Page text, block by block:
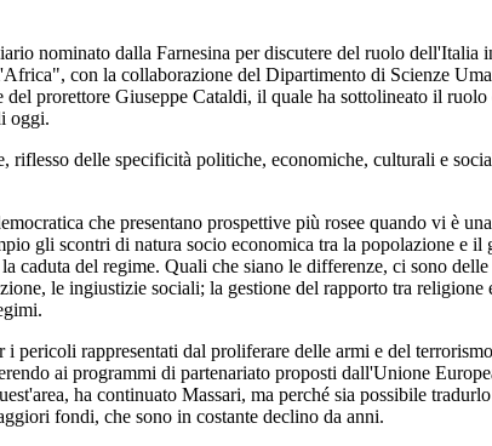
nominato dalla Farnesina per discutere del ruolo dell'Italia
con la collaborazione del Dipartimento di Scienze
prorettore Giuseppe Cataldi, il quale ha sottolineato il
oggi.
riflesso delle specificità politiche, economiche, culturali e
che presentano prospettive più rosee quando vi è
gli scontri di natura socio economica tra la popolazione e il
del regime. Quali che siano le differenze, ci sono
le ingiustizie sociali; la gestione del rapporto tra
pericoli rappresentati dal proliferare delle armi e del
ai programmi di partenariato proposti dall'Unione
ha continuato Massari, ma perché sia possibile
fondi, che sono in costante declino da anni.